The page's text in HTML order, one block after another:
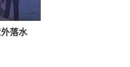
外落水